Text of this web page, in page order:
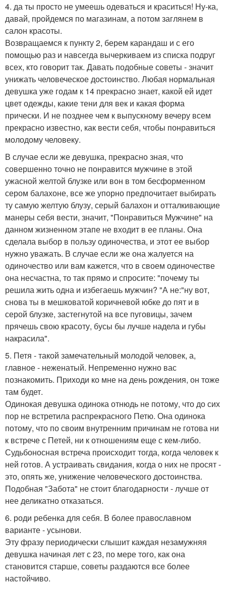
4. да ты просто не умеешь одеваться и краситься! Ну-ка,
давай, пройдемся по магазинам, а потом заглянем в
салон красоты.
Возвращаемся к пункту 2, берем карандаш и с его
помощью раз и навсегда вычеркиваем из списка подруг
всех, кто говорит так. Давать подобные советы - значит
унижать человеческое достоинство. Любая нормальная
девушка уже годам к 14 прекрасно знает, какой ей идет
цвет одежды, какие тени для век и какая форма
прически. И не позднее чем к выпускному вечеру всем
прекрасно известно, как вести себя, чтобы понравиться
молодому человеку.
В случае если же девушка, прекрасно зная, что
совершенно точно не понравится мужчине в этой
ужасной желтой блузке или вон в том бесформенном
сером балахоне, все же упорно предпочитает выбирать
ту самую желтую блузу, серый балахон и отталкивающие
манеры себя вести, значит, "Понравиться Мужчине" на
данном жизненном этапе не входит в ее планы. Она
сделала выбор в пользу одиночества, и этот ее выбор
нужно уважать. В случае если же она жалуется на
одиночество или вам кажется, что в своем одиночестве
она несчастна, то так прямо и спросите: "почему ты
решила жить одна и избегаешь мужчин? "А не:"ну вот,
снова ты в мешковатой коричневой юбке до пят и в
серой блузке, застегнутой на все пуговицы, зачем
прячешь свою красоту, бусы бы лучше надела и губы
накрасила".
5. Петя - такой замечательный молодой человек, а,
главное - неженатый. Непременно нужно вас
познакомить. Приходи ко мне на день рождения, он тоже
там будет.
Одинокая девушка одинока отнюдь не потому, что до сих
пор не встретила распрекрасного Петю. Она одинока
потому, что по своим внутренним причинам не готова ни
к встрече с Петей, ни к отношениям еще с кем-либо.
Судьбоносная встреча происходит тогда, когда человек к
ней готов. А устраивать свидания, когда о них не просят -
это, опять же, унижение человеческого достоинства.
Подобная "Забота" не стоит благодарности - лучше от
нее деликатно отказаться.
6. роди ребенка для себя. В более православном
варианте - усынови.
Эту фразу периодически слышит каждая незамужняя
девушка начиная лет с 23, по мере того, как она
становится старше, советы раздаются все более
настойчиво.